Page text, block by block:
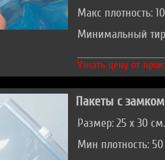
Макс плотность:
Минимальный
Узнать цену от
Пакеты с
Размер: 25 х 30 см.
Мин плотность: